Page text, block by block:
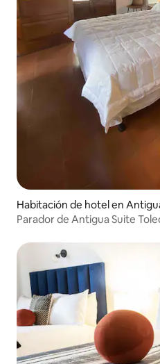
Habitación de hotel en
Parador de Antigua Suite